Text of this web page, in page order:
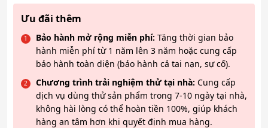
Ưu đãi thêm
Bảo hành mở rộng miễn phí: Tăng thời gian bảo
hành miễn phí từ 1 năm lên 3 năm hoặc cung cấp
bảo hành toàn diện (bảo hành cả tai nạn, sự cố).
Chương trình trải nghiệm thử tại nhà: Cung cấp
dịch vụ dùng thử sản phẩm trong 7-10 ngày tại nhà,
không hài lòng có thể hoàn tiền 100%, giúp khách
hàng an tâm hơn khi quyết định mua hàng.